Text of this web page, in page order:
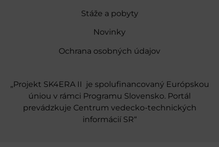
Stáže a pobyty
Novinky
Ochrana osobných údajov
„Projekt SK4ERA II je spolufinancovaný Európskou
úniou v rámci Programu Slovensko. Portál
prevádzkuje Centrum vedecko-technických
informácií SR“